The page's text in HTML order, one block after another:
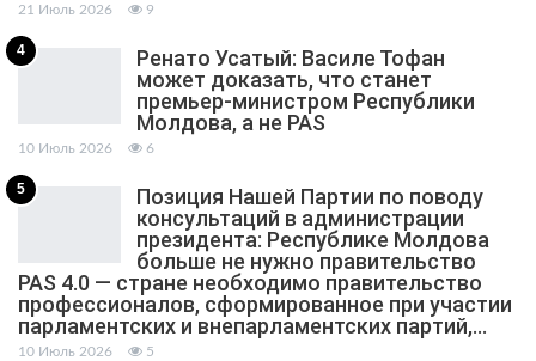
21 Июль 2026 9
4
Ренато Усатый: Василе Тофан
может доказать, что станет
премьер-министром Республики
Молдова, а не PAS
10 Июль 2026 6
5
Позиция Нашей Партии по поводу
консультаций в администрации
президента: Республике Молдова
больше не нужно правительство
PAS 4.0 — стране необходимо правительство
профессионалов, сформированное при участии
парламентских и внепарламентских партий,…
10 Июль 2026 5